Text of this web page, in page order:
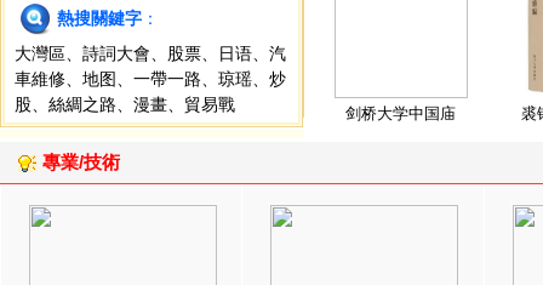
熱搜關鍵字 ：
大灣區
詩詞大會 股票 日语
汽
車維修
地图 一帶一路 琼瑶
炒
股
絲綢之路 漫畫 貿易戰 剑桥大学中国庙 裘
專業/技術